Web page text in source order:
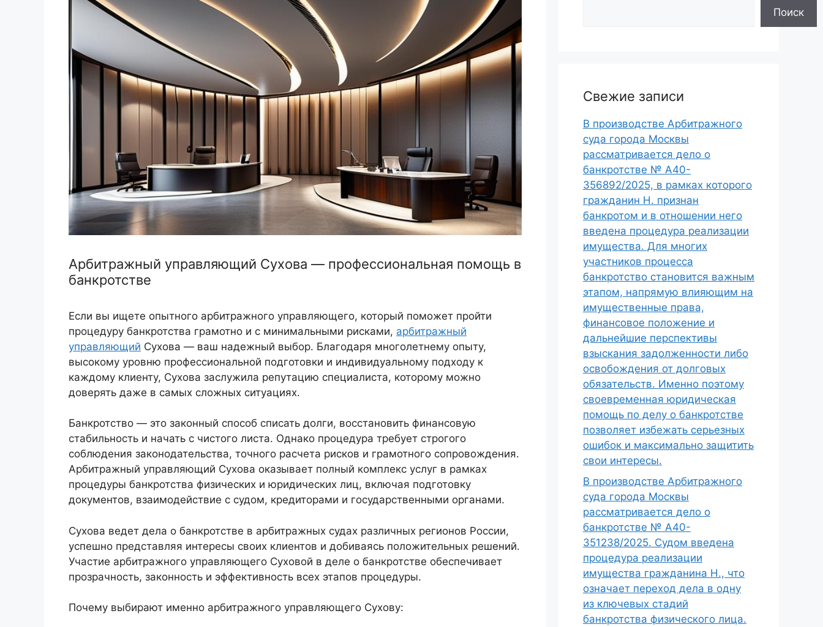
Арбитражный управляющий Сухова — профессиональная помощь в
банкротстве
Если вы ищете опытного арбитражного управляющего, который поможет пройти
процедуру банкротства грамотно и с минимальными рисками, арбитражный
управляющий Сухова — ваш надежный выбор. Благодаря многолетнему опыту,
высокому уровню профессиональной подготовки и индивидуальному подходу к
каждому клиенту, Сухова заслужила репутацию специалиста, которому можно
доверять даже в самых сложных ситуациях.
Банкротство — это законный способ списать долги, восстановить финансовую
стабильность и начать с чистого листа. Однако процедура требует строгого
соблюдения законодательства, точного расчета рисков и грамотного сопровождения.
Арбитражный управляющий Сухова оказывает полный комплекс услуг в рамках
процедуры банкротства физических и юридических лиц, включая подготовку
документов, взаимодействие с судом, кредиторами и государственными органами.
Сухова ведет дела о банкротстве в арбитражных судах различных регионов России,
успешно представляя интересы своих клиентов и добиваясь положительных решений.
Участие арбитражного управляющего Суховой в деле о банкротстве обеспечивает
прозрачность, законность и эффективность всех этапов процедуры.
Почему выбирают именно арбитражного управляющего Сухову:
Поиск
Свежие записи
В производстве Арбитражного
суда города Москвы
рассматривается дело о
банкротстве № А40-
356892/2025, в рамках которого
гражданин Н. признан
банкротом и в отношении него
введена процедура реализации
имущества. Для многих
участников процесса
банкротство становится важным
этапом, напрямую влияющим на
имущественные права,
финансовое положение и
дальнейшие перспективы
взыскания задолженности либо
освобождения от долговых
обязательств. Именно поэтому
своевременная юридическая
помощь по делу о банкротстве
позволяет избежать серьезных
ошибок и максимально защитить
свои интересы.
В производстве Арбитражного
суда города Москвы
рассматривается дело о
банкротстве № А40-
351238/2025. Судом введена
процедура реализации
имущества гражданина Н., что
означает переход дела в одну
из ключевых стадий
банкротства физического лица.